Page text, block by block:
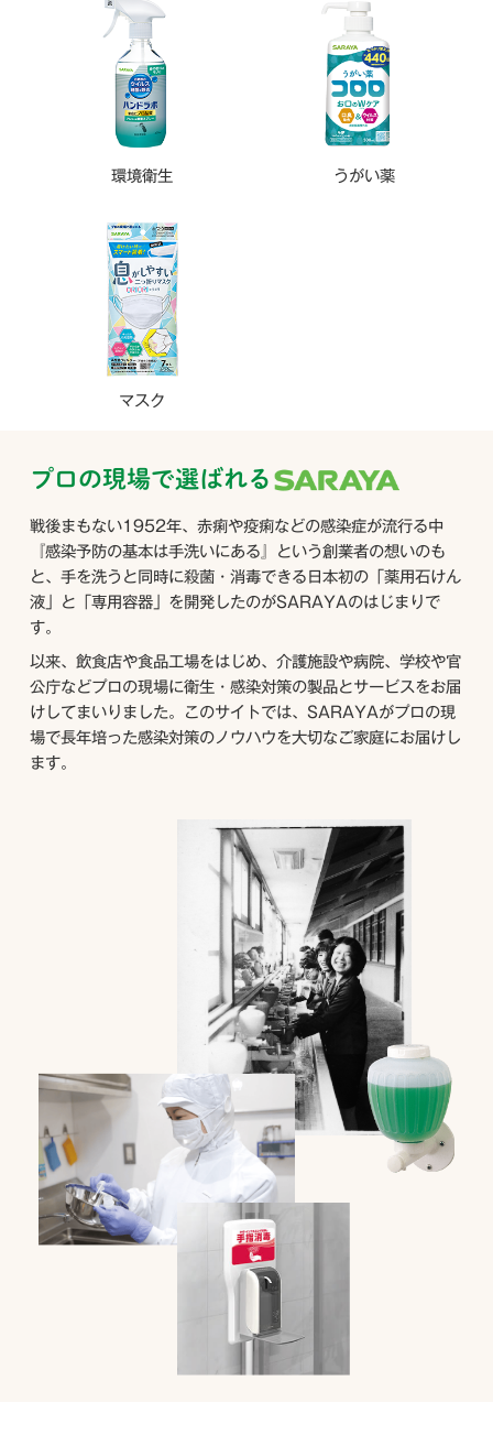
環境衛生 うがい薬
マスク
プロの現場で選ばれる
戦後まもない1952年、赤痢や疫痢などの感染症が流行る中
『感染予防の基本は手洗いにある』という創業者の想いのも
と、手を洗うと同時に殺菌・消毒できる日本初の「薬用石けん
液」と「専用容器」を開発したのがSARAYAのはじまりで
す。
以来、飲食店や食品工場をはじめ、介護施設や病院、学校や官
公庁などプロの現場に衛生・感染対策の製品とサービスをお届
けしてまいりました。このサイトでは、SARAYAがプロの現
場で長年培った感染対策のノウハウを大切なご家庭にお届けし
ます。